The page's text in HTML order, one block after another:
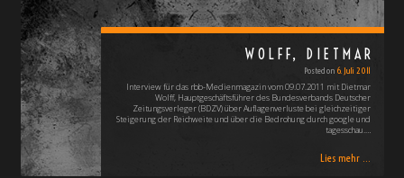
WOLFF, DIETMAR
Posted on 6. Juli 2011
Interview für das rbb-Medienmagazin vom 09.07.2011 mit Dietmar
Wolff, Hauptgeschäftsführer des Bundesverbands Deutscher
Zeitungsverleger (BDZV) über Auflagenverluste bei gleichzeitiger
Steigerung der Reichweite und über die Bedrohung durch google und
tagesschau.…
Lies mehr ...